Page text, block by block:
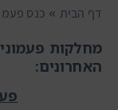
דף הבית » כנס
מחלקות
האחרונים: